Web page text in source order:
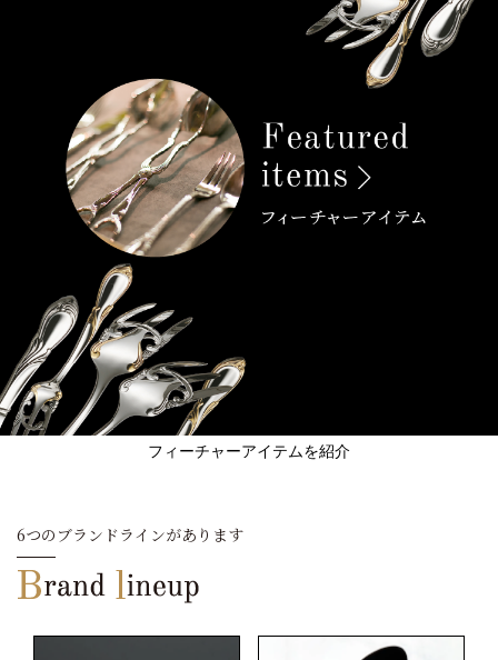
フィーチャーアイテムを紹介
6つのブランドラインがあります